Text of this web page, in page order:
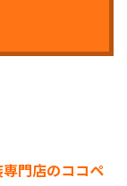
門店のココペ